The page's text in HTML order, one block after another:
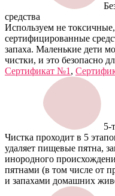
средства
Используем не
сертифицированные
запаха. Маленькие дети
чистки, и это безопасно
Сертификат №1 ,
5-
Чистка проходит в 5
удаляет пищевые пятна,
инородного
пятнами (в том числе от
и запахами домашних